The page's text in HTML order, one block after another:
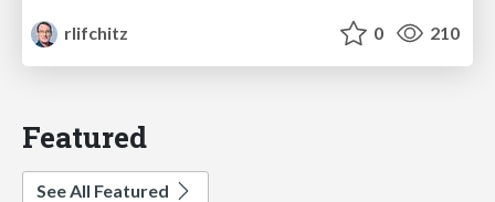
rlifchitz
0 210
Featured
See All Featured